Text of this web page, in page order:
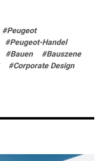
#Peugeot
#Peugeot-Handel
#Bauen
#Bauszene
#Corporate Design